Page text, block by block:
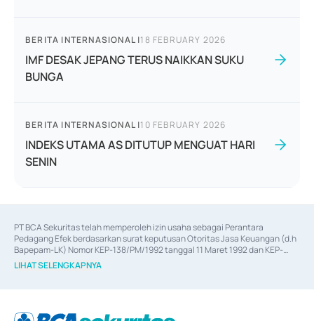
BERITA INTERNASIONAL |18 FEBRUARY 2026
IMF DESAK JEPANG TERUS NAIKKAN SUKU
BUNGA
BERITA INTERNASIONAL |10 FEBRUARY 2026
INDEKS UTAMA AS DITUTUP MENGUAT HARI
SENIN
PT BCA Sekuritas telah memperoleh izin usaha sebagai Perantara
Pedagang Efek berdasarkan surat keputusan Otoritas Jasa Keuangan (d.h
Bapepam-LK) Nomor KEP-138/PM/1992 tanggal 11 Maret 1992 dan KEP-
06/D.04/2014 tanggal 28 Februari 2014, izin usaha sebagai Penjamin Emisi
Efek berdasarkan surat keputusan Otoritas Jasa Keuangan Nomor KEP-
berdasarkan surat keputusan Otoritas Jasa Keuangan Nomor S-
LIHAT SELENGKAPNYA